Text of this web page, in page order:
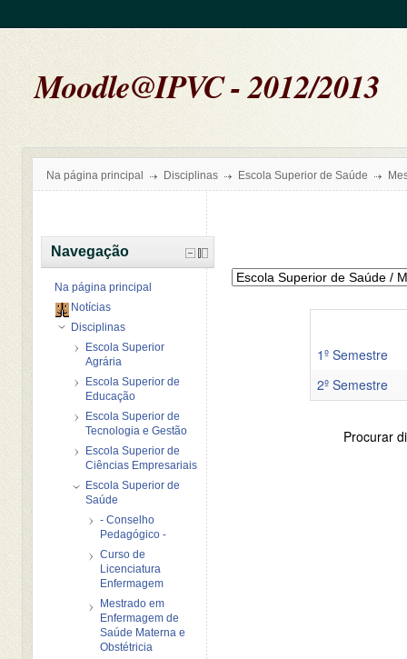
Moodle@IPVC - 2012/2013
Na página principal Disciplinas Escola Superior de Saúde
1º Semestre
2º Semestre
Procurar
Navegação
Na página principal
Notícias
Disciplinas
Escola Superior
Agrária
Escola Superior de
Educação
Escola Superior de
Tecnologia e Gestão
Escola Superior de
Ciências Empresariais
Escola Superior de
Saúde
- Conselho
Pedagógico -
Curso de
Licenciatura
Enfermagem
Mestrado em
Enfermagem de
Saúde Materna e
Obstétricia